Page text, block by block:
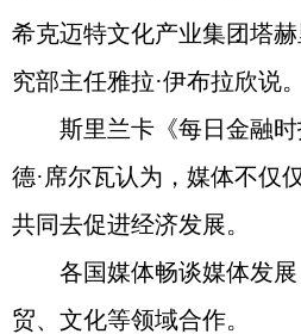
希克迈特文化产业集团塔
究部主任雅拉·伊布拉欣说。
斯里兰卡《每日金融
德·席尔瓦认为，媒体不仅
共同去促进经济发展。
各国媒体畅谈媒体发
贸、文化等领域合作。